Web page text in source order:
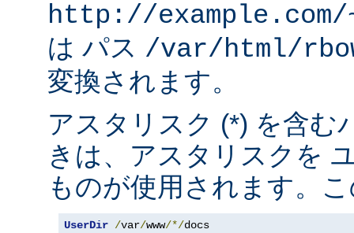
http://
は パス /var/html/
変換されます。
アスタリスク (*) を含む
きは、アスタリスクを
ものが使用されます。
UserDir /var/www/*/docs